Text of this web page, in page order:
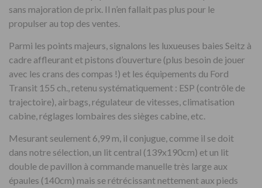
sans majoration de prix. Il n’en fallait pas plus pour le
propulser au top des ventes.
Parmi les points majeurs, signalons les luxueuses baies Seitz à
cadre affleurant et pistons d’ouverture (plus besoin de jouer
avec les crans des compas !) et les équipements du Ford
Transit 155 ch., retenu systématiquement : ESP (contrôle de
trajectoire), airbags, régulateur de vitesses, climatisation
cabine, réglages lombaires des sièges cabine, etc.
Mesurant seulement 6,99 m, il conjugue, comme il se doit
dans notre sélection, un lit central (139x190cm) et un lit
double de pavillon à commande manuelle très large aux
épaules (140cm) mais se rétrécissant nettement aux pieds